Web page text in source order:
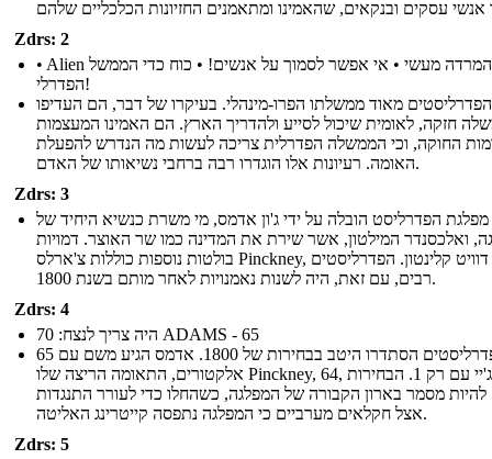
Zdrs: 2
• Alien והמרדה מעשי • אי אפשר לסמוך על אנשים! • כוח כדי הממשל
הפדרלי!
הפדרליסטים מאוד ממשלתו הפרו-מינהלי. בעיקרו של דבר, הם העדיפו
חזקה, לאומית שיכול לסייע ולהדריך הארץ. הם האמינו המעצמות
החוקה, וכי הממשלה הפדרלית צריכה לעשות מה הנדרש להפעלת
האומה. רעיונות אלו הוגדרו רבה ברחבי נשיאותו של האדם.
Zdrs: 3
מפלגת הפדרליסט הובלה על ידי ג'ון אדמס, מי משרת כנשיא היחיד של
ואלכסנדר המילטון, אשר שירת את המדינה כמו שר האוצר. דמויות
בולטות נוספות כוללות צ'ארלס Pinckney, ג'ון ג'יי, דוויט קלינטון. הפדרליסטים
רבים, עם זאת, היה לשנות נאמנויות לאחר מותם בשנת 1800.
Zdrs: 4
היה צריך לנצח: 70 ADAMS - 65
הפדרליסטים הסתדרו היטב בבחירות של 1800. אדמס הגיע משם עם 65
אלקטורים, התאומה הריצה שלו Pinckney, 64, וג'ון ג'יי עם רק 1. הבחירות
להיות מסמר בארון הקבורה של המפלגה, כשהחלו כדי לעורר התנגדות
אצל חקלאים מערביים כי המפלגה נתפסה קייטרינג האליטה.
Zdrs: 5